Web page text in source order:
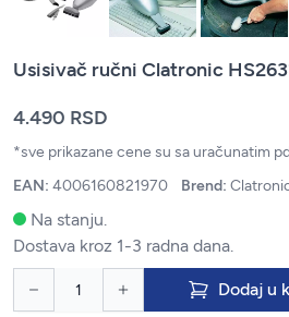
Usisivač ručni Clatronic
4.490 RSD
*sve prikazane cene su sa uračunatim
EAN: 4006160821970 Brend:
Na stanju.
Dostava kroz 1-3 radna dana.
Dodaj u